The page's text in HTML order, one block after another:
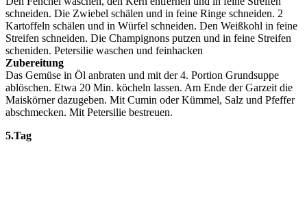
schneiden. Die Zwiebel schälen und in feine Ringe schneiden. 2
Kartoffeln schälen und in Würfel schneiden. Den Weißkohl in feine
Streifen schneiden. Die Champignons putzen und in feine Streifen
scheniden. Petersilie waschen und feinhacken
Zubereitung
Das Gemüse in Öl anbraten und mit der 4. Portion Grundsuppe
ablöschen. Etwa 20 Min. köcheln lassen. Am Ende der Garzeit die
Maiskörner dazugeben. Mit Cumin oder Kümmel, Salz und Pfeffer
abschmecken. Mit Petersilie bestreuen.
5.Tag